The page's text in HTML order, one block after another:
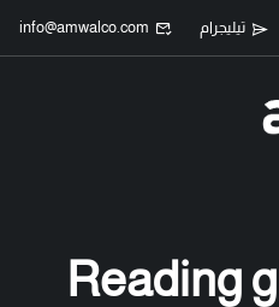
تيليجرام info@amwalco.com
Reading